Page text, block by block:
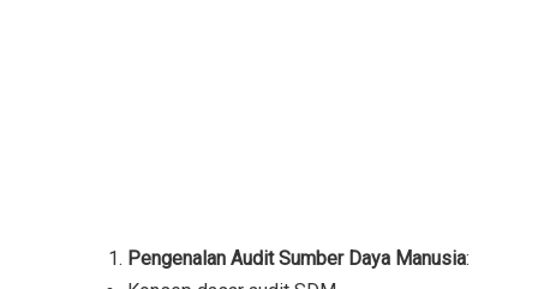
Pengenalan Audit Sumber Daya Manusia: